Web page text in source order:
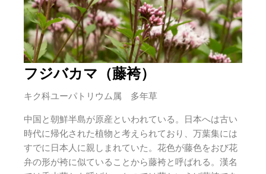
フジバカマ（藤袴）
キク科ユーパトリウム属 多年草
中国と朝鮮半島が原産といわれている。日本へは古い
時代に帰化された植物と考えられており、万葉集には
すでに日本人に親しまれていた。花色が藤色をおび花
弁の形が袴に似ていることから藤袴と呼ばれる。漢名